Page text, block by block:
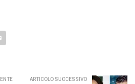
ARTICOLO SUCCESSIVO